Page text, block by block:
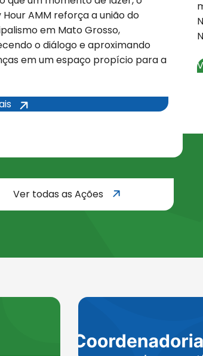
Hour AMM reforça a união do
em Mato Grosso,
o diálogo e aproximando
em um espaço propício para a
Ver mais
Ver todas as Ações todas as